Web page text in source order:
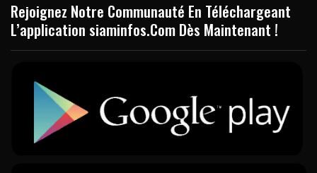
Rejoignez Notre Communauté En Téléchargeant
L’application siaminfos.Com Dès Maintenant !